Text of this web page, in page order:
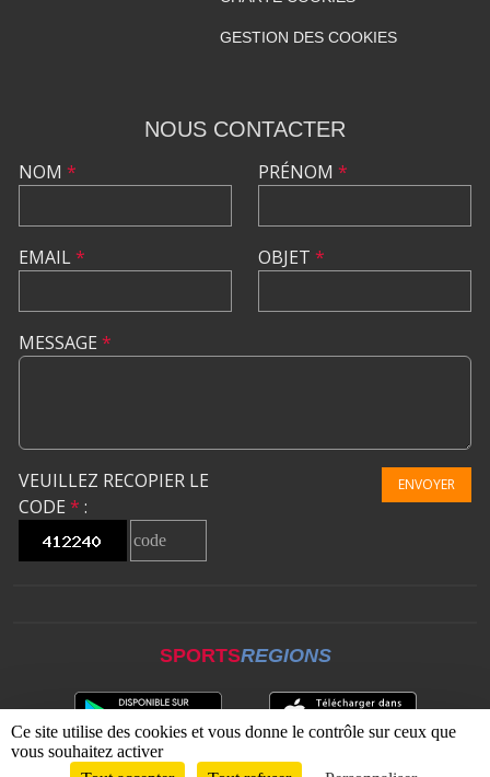
GESTION DES COOKIES
NOUS CONTACTER
NOM *
EMAIL*
PRÉNOM *
OBJET *
MESSAGE *
VEUILLEZ RECOPIER LE
CODE * :
ENVOYER
SPORTSREGIONS
Ce site utilise des cookies et vous donne le contrôle sur ceux que
vous souhaitez activer